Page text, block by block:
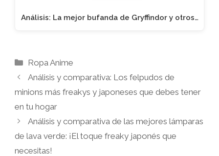
Análisis: La mejor bufanda de Gryffindor y otros…
Categorías
Ropa Anime
Análisis y comparativa: Los felpudos de
minions más freakys y japoneses que debes tener
en tu hogar
Análisis y comparativa de las mejores lámparas
de lava verde: ¡El toque freaky japonés que
necesitas!